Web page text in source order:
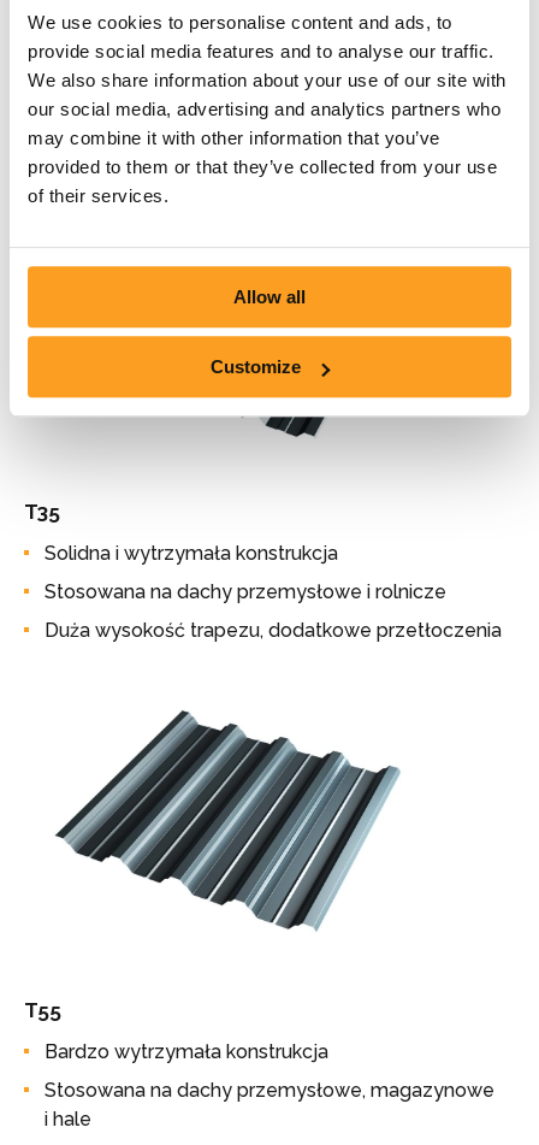
We use cookies to personalise content and ads, to
provide social media features and to analyse our traffic.
We also share information about your use of our site with
our social media, advertising and analytics partners who
may combine it with other information that you’ve
provided to them or that they’ve collected from your use
of their services.
Allow all
Customize
T35 N
Uniwersalna konstrukcja
Stosowana zarówno na dachy, jak i na elewacje
Umiarkowana wysokość trapezu
T35
Solidna i wytrzymała konstrukcja
Stosowana na dachy przemysłowe i rolnicze
Duża wysokość trapezu, dodatkowe przetłoczenia
T55
Bardzo wytrzymała konstrukcja
Stosowana na dachy przemysłowe, magazynowe
i hale